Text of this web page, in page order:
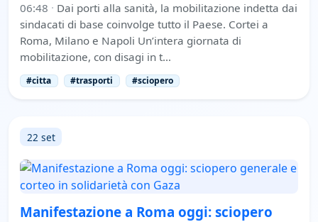
06:48 · Dai porti alla sanità, la mobilitazione indetta dai
sindacati di base coinvolge tutto il Paese. Cortei a
Roma, Milano e Napoli Un’intera giornata di
mobilitazione, con disagi in t…
#citta #trasporti #sciopero
22 set
Manifestazione a Roma oggi: sciopero